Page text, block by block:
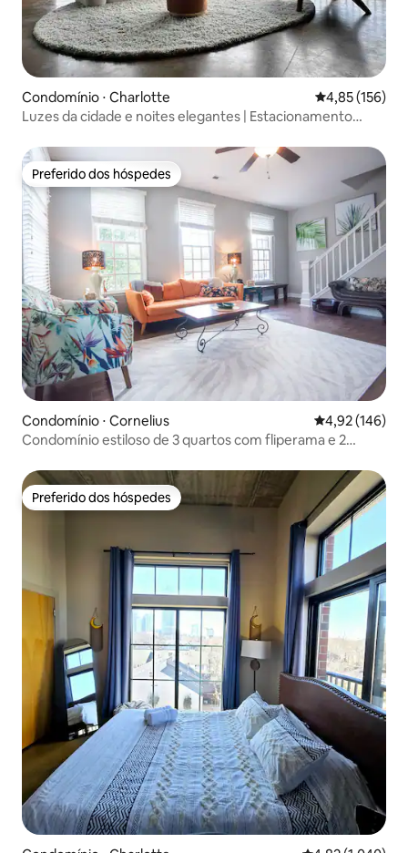
Condomínio ⋅ Charlotte 4,85 de uma
4,85 (156)
Luzes da cidade e noites elegantes | Estacionamento
Preferido dos hóspedes
Preferido dos hóspedes
Condomínio ⋅ Cornelius 4,92 de uma
4,92 (146)
Condomínio estiloso de 3 quartos com fliperama e 2
Preferido dos hóspedes
Preferido dos hóspedes